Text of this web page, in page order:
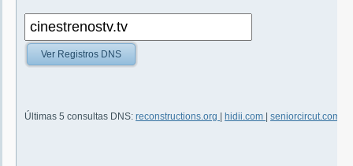
Ver Registros DNS
Últimas 5 consultas DNS: reconstructions.org hidii.com seniorcircut.com